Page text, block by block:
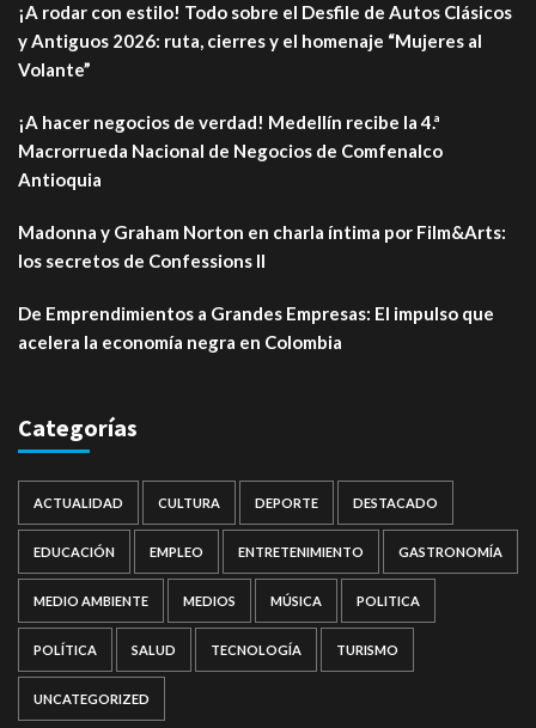
¡A rodar con estilo! Todo sobre el Desfile de Autos Clásicos
y Antiguos 2026: ruta, cierres y el homenaje “Mujeres al
Volante”
¡A hacer negocios de verdad! Medellín recibe la 4.ª
Macrorrueda Nacional de Negocios de Comfenalco
Antioquia
Madonna y Graham Norton en charla íntima por Film&Arts:
los secretos de Confessions II
De Emprendimientos a Grandes Empresas: El impulso que
acelera la economía negra en Colombia
Categorías
ACTUALIDAD CULTURA DEPORTE DESTACADO
EDUCACIÓN EMPLEO ENTRETENIMIENTO GASTRONOMÍA
MEDIO AMBIENTE MEDIOS MÚSICA POLITICA
POLÍTICA SALUD TECNOLOGÍA TURISMO
UNCATEGORIZED